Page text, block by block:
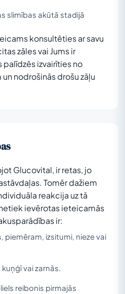
slimības akūtā stadijā
konsultēties ar savu
zāles vai Jums ir
palīdzēs izvairīties no
nodrošinās drošu zāļu
Glucovital, ir retas, jo
Tomēr dažiem
reakcija uz tā
ievērotas ieteicamās
ir:
piemēram, izsitumi, nieze vai
vai zarnās.
reibonis pirmajās